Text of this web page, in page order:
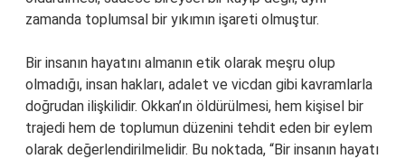
zamanda toplumsal bir yıkımın işareti olmuştur.
Bir insanın hayatını almanın etik olarak meşru olup
olmadığı, insan hakları, adalet ve vicdan gibi kavramlarla
doğrudan ilişkilidir. Okkan’ın öldürülmesi, hem kişisel bir
trajedi hem de toplumun düzenini tehdit eden bir eylem
olarak değerlendirilmelidir. Bu noktada, “Bir insanın hayatı